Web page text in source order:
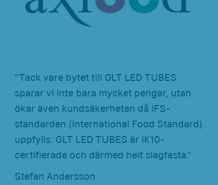
”Tack vare bytet till GLT LED TUBES
sparar vi inte bara mycket pengar, utan
ökar även kundsäkerheten då IFS-
standarden (International Food Standard)
uppfylls. GLT LED TUBES är IK10-
certifierade och därmed helt slagfasta.”
Stefan Andersson